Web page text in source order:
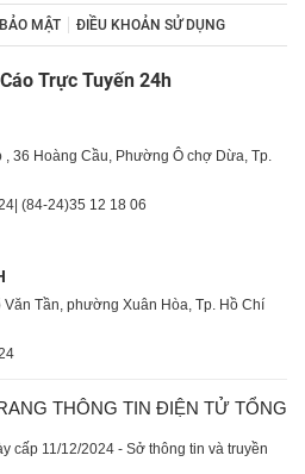
MẬT ĐIỀU KHOẢN SỬ DỤNG
Trực Tuyến 24h
, 36 Hoàng Cầu, Phường Ô chợ Dừa, Tp.
| (84-24)35 12 18 06
Tần, phường Xuân Hòa, Tp. Hồ Chí
THÔNG TIN ĐIỆN TỬ TỔNG
cấp 11/12/2024 - Sở thông tin và truyền